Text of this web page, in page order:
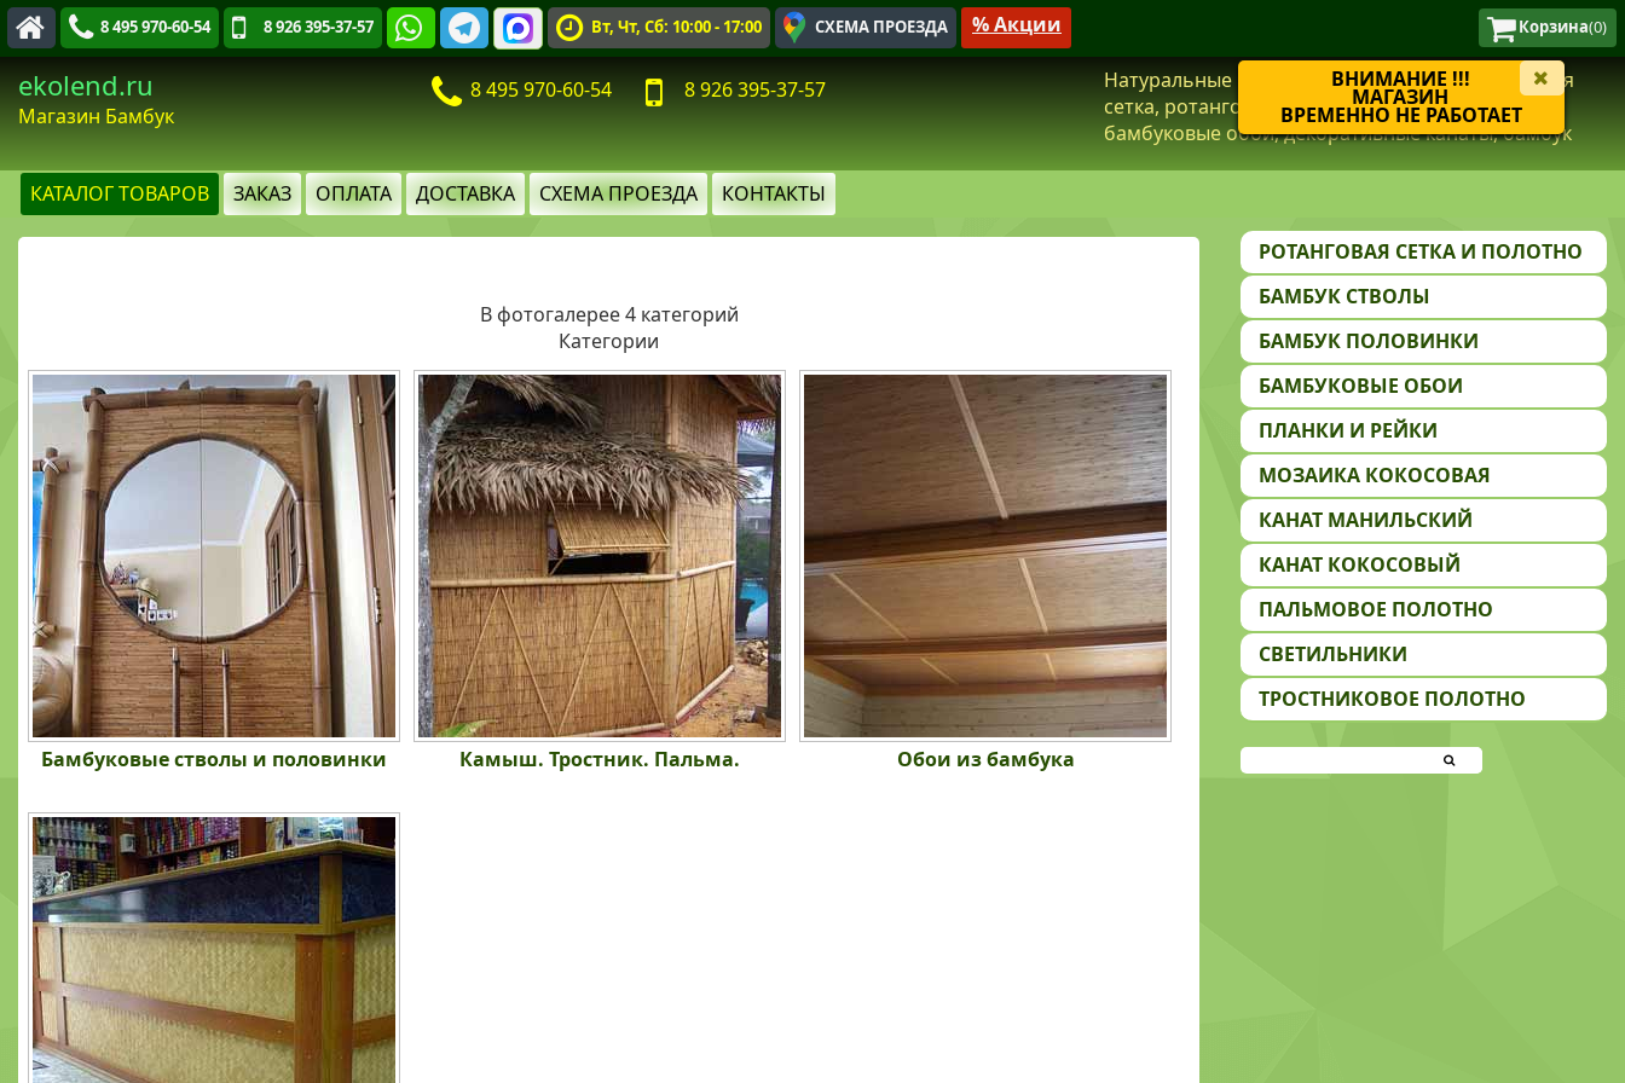
Корзина(0)
8 495 970-60-54 8 926 395-37-57 Вт, Чт, Сб: 10:00 - 17:00 СХЕМА ПРОЕЗДА % Акции
ekolend.ru
Магазин Бамбук
8 495 970-60-54 8 926 395-37-57
Натуральные материалы из бамбука, ротанговая
сетка, ротанговое полотно, кокосовая мозаика,
бамбуковые обои, декоративные канаты, бамбук
КАТАЛОГ ТОВАРОВ ЗАКАЗ ОПЛАТА ДОСТАВКА СХЕМА ПРОЕЗДА КОНТАКТЫ
ВНИМАНИЕ !!!
МАГАЗИН
ВРЕМЕННО НЕ РАБОТАЕТ
В фотогалерее 4 категорий
Категории
Бамбуковые стволы и половинки Камыш. Тростник. Пальма. Обои из бамбука
РОТАНГОВАЯ СЕТКА И ПОЛОТНО
БАМБУК СТВОЛЫ
БАМБУК ПОЛОВИНКИ
БАМБУКОВЫЕ ОБОИ
ПЛАНКИ И РЕЙКИ
МОЗАИКА КОКОСОВАЯ
КАНАТ МАНИЛЬСКИЙ
КАНАТ КОКОСОВЫЙ
ПАЛЬМОВОЕ ПОЛОТНО
СВЕТИЛЬНИКИ
ТРОСТНИКОВОЕ ПОЛОТНО